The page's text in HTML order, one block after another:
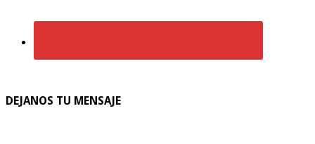
DEJANOS TU MENSAJE